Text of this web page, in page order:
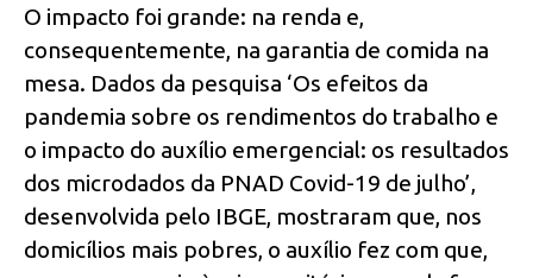
O impacto foi grande: na renda e,
consequentemente, na garantia de comida na
mesa. Dados da pesquisa ‘Os efeitos da
pandemia sobre os rendimentos do trabalho e
o impacto do auxílio emergencial: os resultados
dos microdados da PNAD Covid-19 de julho’,
desenvolvida pelo IBGE, mostraram que, nos
domicílios mais pobres, o auxílio fez com que,